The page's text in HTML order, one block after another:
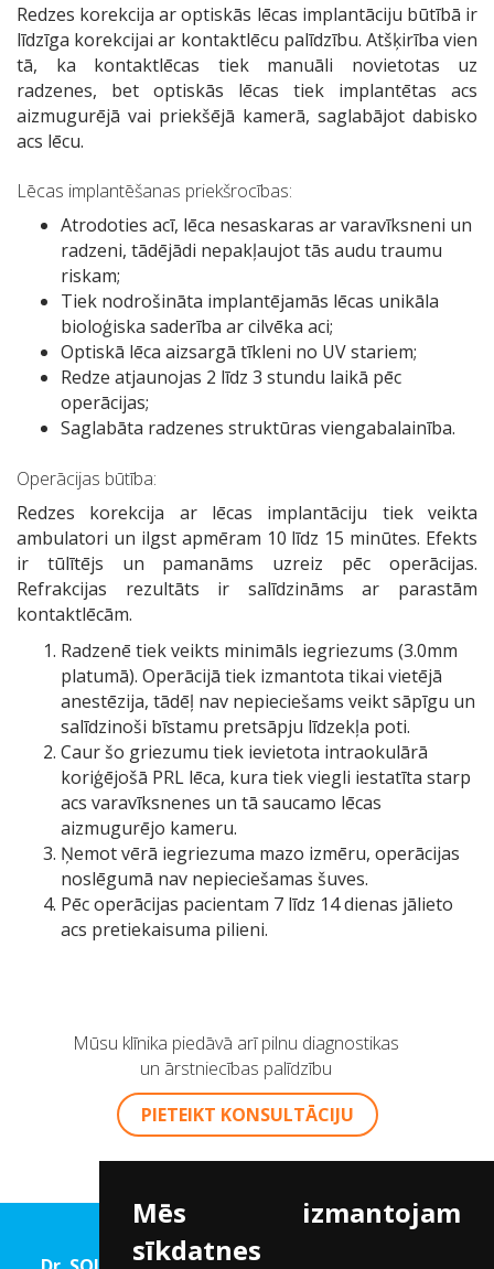
Mēs izmantojam
sīkdatnes
Redzes korekcija ar optiskās lēcas implantāciju būtībā ir
līdzīga korekcijai ar kontaktlēcu palīdzību. Atšķirība vien
tā, ka kontaktlēcas tiek manuāli novietotas uz
radzenes, bet optiskās lēcas tiek implantētas acs
aizmugurējā vai priekšējā kamerā, saglabājot dabisko
acs lēcu.
Lēcas implantēšanas priekšrocības:
Atrodoties acī, lēca nesaskaras ar varavīksneni un
radzeni, tādējādi nepakļaujot tās audu traumu
riskam;
Tiek nodrošināta implantējamās lēcas unikāla
bioloģiska saderība ar cilvēka aci;
Optiskā lēca aizsargā tīkleni no UV stariem;
Redze atjaunojas 2 līdz 3 stundu laikā pēc
operācijas;
Saglabāta radzenes struktūras viengabalainība.
Operācijas būtība:
Redzes korekcija ar lēcas implantāciju tiek veikta
ambulatori un ilgst apmēram 10 līdz 15 minūtes. Efekts
ir tūlītējs un pamanāms uzreiz pēc operācijas.
Refrakcijas rezultāts ir salīdzināms ar parastām
kontaktlēcām.
Radzenē tiek veikts minimāls iegriezums (3.0mm
platumā). Operācijā tiek izmantota tikai vietējā
anestēzija, tādēļ nav nepieciešams veikt sāpīgu un
salīdzinoši bīstamu pretsāpju līdzekļa poti.
Caur šo griezumu tiek ievietota intraokulārā
koriģējošā PRL lēca, kura tiek viegli iestatīta starp
acs varavīksnenes un tā saucamo lēcas
aizmugurējo kameru.
Ņemot vērā iegriezuma mazo izmēru, operācijas
noslēgumā nav nepieciešamas šuves.
Pēc operācijas pacientam 7 līdz 14 dienas jālieto
acs pretiekaisuma pilieni.
Mūsu klīnika piedāvā arī pilnu diagnostikas
un ārstniecības palīdzību
PIETEIKT KONSULTĀCIJU